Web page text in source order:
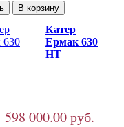
Катер
Ермак 630
HT
598 000.00 руб.